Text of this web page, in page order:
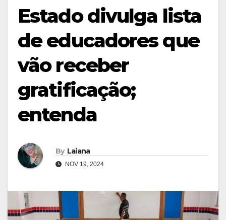
Estado divulga lista
de educadores que
vão receber
gratificação;
entenda
By Laiana
NOV 19, 2024